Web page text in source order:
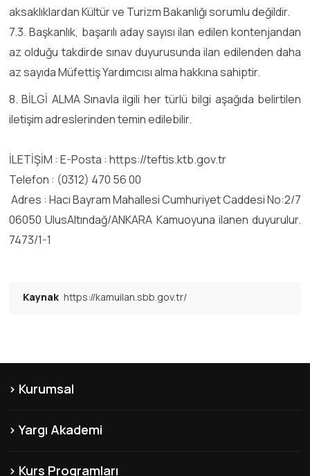
aksaklıklardan Kültür ve Turizm Bakanlığı sorumlu değildir.
7.3. Başkanlık, başarılı aday sayısı ilan edilen kontenjandan
az olduğu takdirde sınav duyurusunda ilan edilenden daha
az sayıda Müfettiş Yardımcısı alma hakkına sahiptir.
8. BİLGİ ALMA Sınavla ilgili her türlü bilgi aşağıda belirtilen
iletişim adreslerinden temin edilebilir.
İLETİŞİM : E-Posta : https://teftis.ktb.gov.tr
Telefon : (0312) 470 56 00
Adres : Hacı Bayram Mahallesi Cumhuriyet Caddesi No:2/7
06050 UlusAltındağ/ANKARA Kamuoyuna ilanen duyurulur.
7473/1-1
Kaynak https://kamuilan.sbb.gov.tr/
Kurumsal
Hakkımızda
Yargı Akademi
Kurs Programları